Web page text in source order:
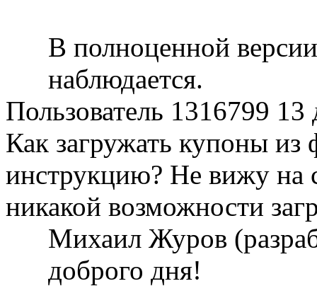
В полноценной
наблюдается.
Пользователь 1316799 13
Как загружать купоны из
инструкцию? Не вижу на
никакой возможности
Михаил Журов
доброго дня!